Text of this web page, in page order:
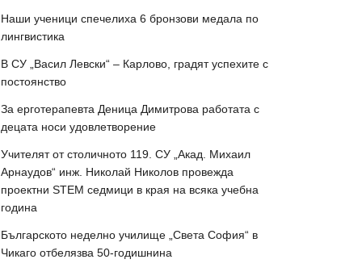
Наши ученици спечелиха 6 бронзови медала по
лингвистика
В СУ „Васил Левски“ – Карлово, градят успехите с
постоянство
За ерготерапевта Деница Димитрова работата с
децата носи удовлетворение
Учителят от столичното 119. СУ „Акад. Михаил
Арнаудов“ инж. Николай Николов провежда
проектни STEM седмици в края на всяка учебна
година
Българското неделно училище „Света София“ в
Чикаго отбелязва 50-годишнина